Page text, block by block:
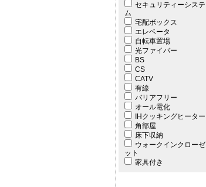
セキュリティーシステ
ム
宅配ボックス
エレベータ
自転車置場
光ファイバー
BS
CS
CATV
有線
バリアフリー
オール電化
IHクッキングヒーター
角部屋
床下収納
ウォークインクローゼ
ット
家具付き